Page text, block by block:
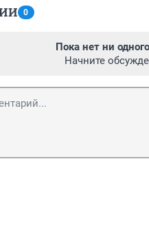
0
Пока нет ни
Начните